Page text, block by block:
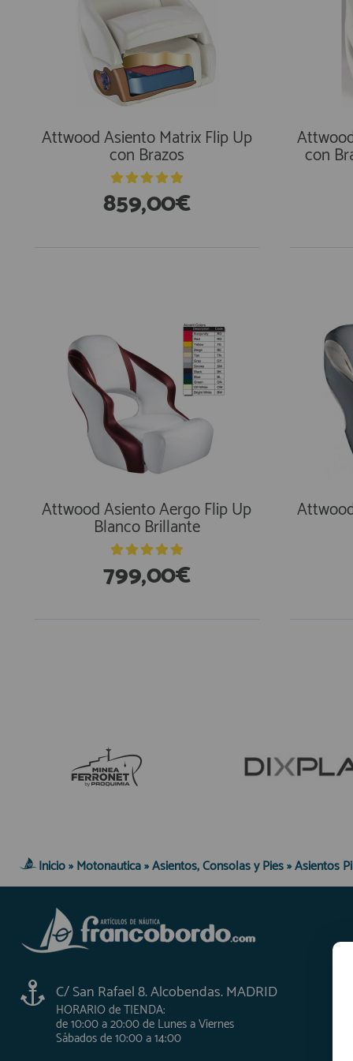
Attwood Asiento Matrix Flip Up
con Brazos
859,00€
con
Attwood Asiento Aergo Flip Up
Blanco Brillante
799,00€
Inicio» Motonautica»Asientos, Consolas y Pies»Asientos
C/ San Rafael 8. Alcobendas. MADRID
HORARIO de TIENDA:
de 10:00 a 20:00 de Lunes a Viernes
Sábados de 10:00 a 14:00